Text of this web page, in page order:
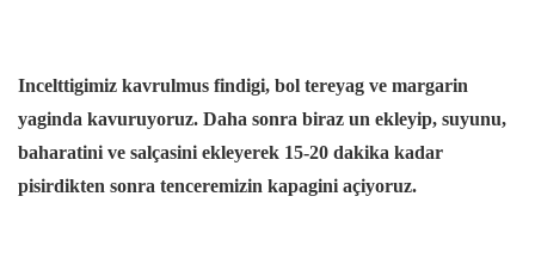
Incelttigimiz kavrulmus findigi, bol tereyag ve margarin
yaginda kavuruyoruz. Daha sonra biraz un ekleyip, suyunu,
baharatini ve salçasini ekleyerek 15-20 dakika kadar
pisirdikten sonra tenceremizin kapagini açiyoruz.